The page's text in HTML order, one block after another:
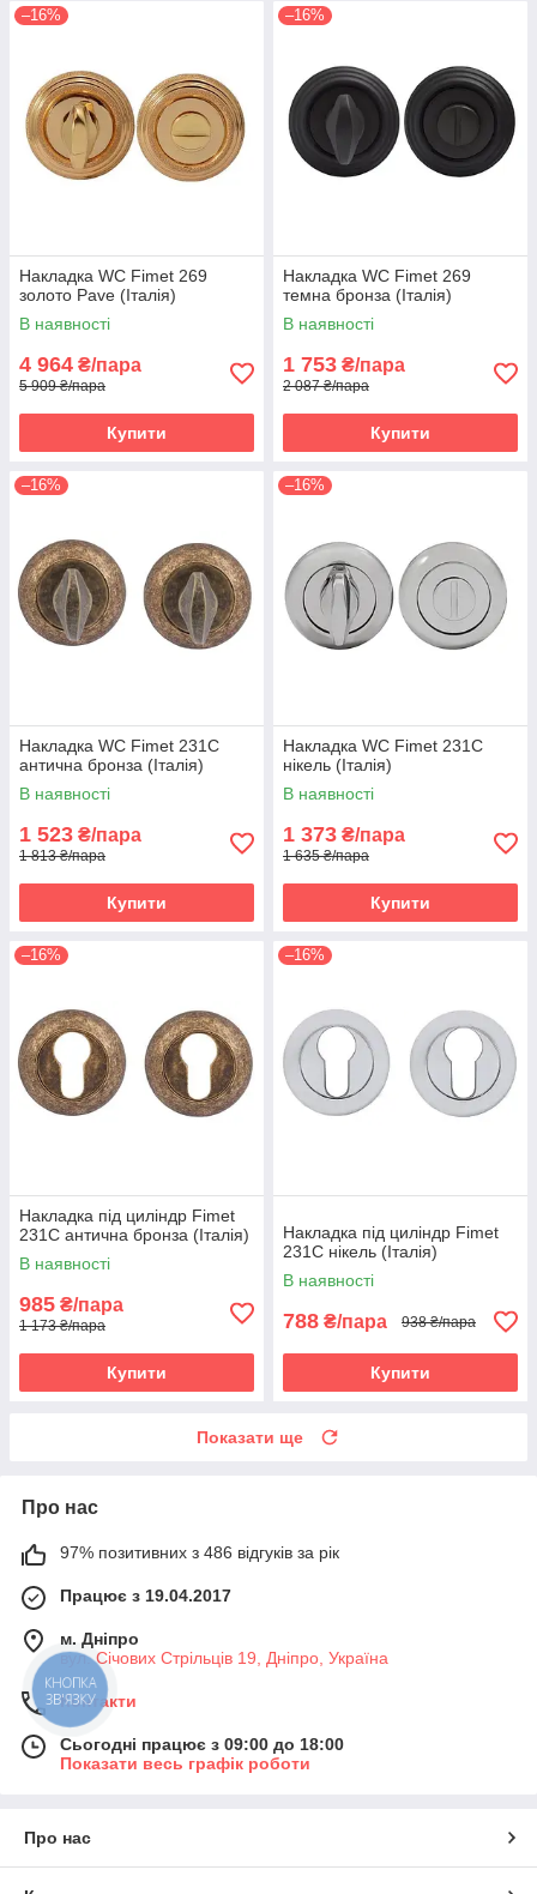
–16%
Накладка WC Fimet 269
золото Pave (Італія)
В наявності
4 964 ₴/пара
5 909 ₴/пара
Купити
–16%
Накладка WC Fimet 269
темна бронза (Італія)
В наявності
1 753 ₴/пара
2 087 ₴/пара
Купити
–16%
Накладка WC Fimet 231C
антична бронза (Італія)
В наявності
1 523 ₴/пара
1 813 ₴/пара
Купити
–16%
Накладка WC Fimet 231C
нікель (Італія)
В наявності
1 373 ₴/пара
1 635 ₴/пара
Купити
–16%
Накладка під циліндр Fimet
231C антична бронза (Італія)
В наявності
985 ₴/пара
1 173 ₴/пара
Купити
–16%
Накладка під циліндр Fimet
231C нікель (Італія)
В наявності
788 ₴/пара 938 ₴/пара
Купити
Показати ще
Про нас
97% позитивних з 486 відгуків за рік
Працює з 19.04.2017
м. Дніпро
вул. Січових Стрільців 19, Дніпро, Україна
Контакти
Сьогодні працює з 09:00 до 18:00
Показати весь графік роботи
Про нас
КНОПКА
ЗВ'ЯЗКУ